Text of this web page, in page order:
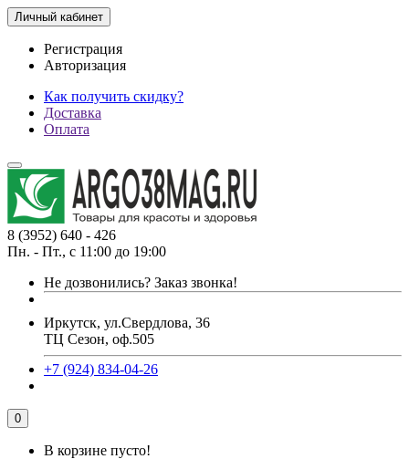
Личный кабинет
Регистрация
Авторизация
Как получить скидку?
Доставка
Оплата
8 (3952) 640 - 426
Пн. - Пт., с 11:00 до 19:00
Не дозвонились? Заказ звонка!
Иркутск, ул.Свердлова, 36
ТЦ Сезон, оф.505
+7 (924) 834-04-26
0
В корзине пусто!